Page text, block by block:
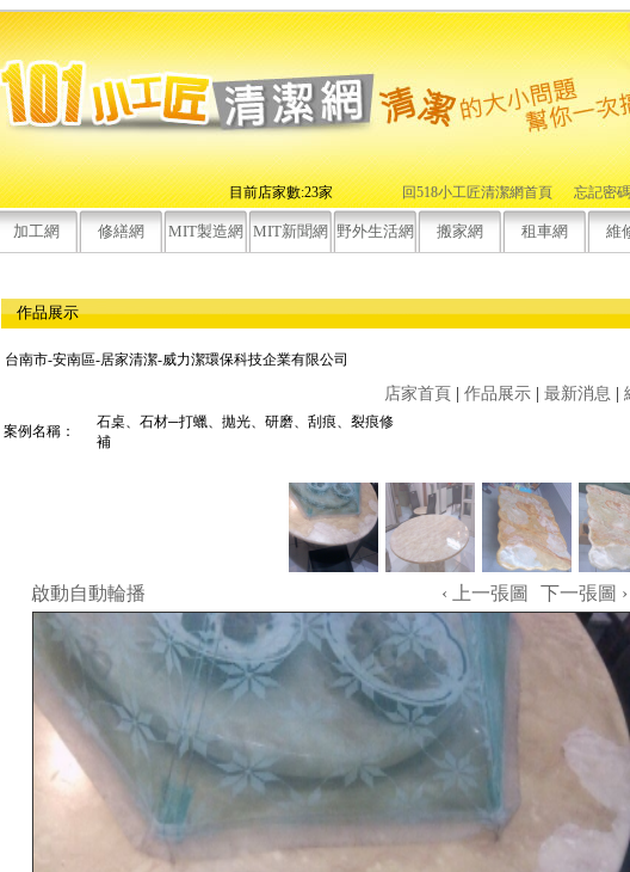
目前店家數:23家 回518小工匠清潔網首頁 忘記密碼
加工網 修繕網 MIT製造網 MIT新聞網 野外生活網 搬家網 租車網 維
作品展示
台南市-安南區-居家清潔-威力潔環保科技企業有限公司
店家首頁 作品展示| 最新消息
案例名稱：
石桌、石材─打蠟、拋光、研磨、刮痕、裂痕修
補
啟動自動輪播 ‹ 上一張圖 下一張圖 ›